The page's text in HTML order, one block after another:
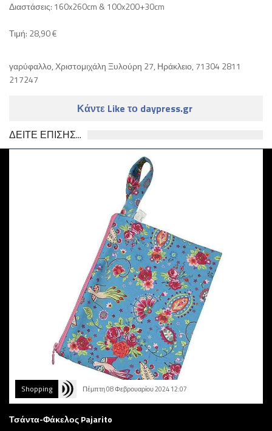
Διαστάσεις: 160x260cm & 100x200+30cm
Τιμή: 28,90 €
γαρύφαλλο, Χριστομιχάλη Ξυλούρη 27, Ηράκλειο, 71304 2811
217247
Κάντε Like το daypress.gr
ΔΕΙΤΕ ΕΠΙΣΗΣ...
Shopping Πέμπτη 08 Φεβρουαρίου 2024 12:07
Τσάντα-Φάκελος Pajarito